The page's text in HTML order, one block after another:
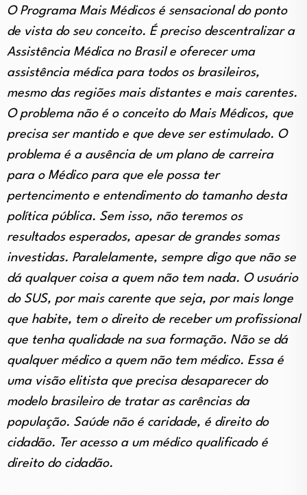
O Programa Mais Médicos é sensacional do ponto
de vista do seu conceito. É preciso descentralizar a
Assistência Médica no Brasil e oferecer uma
assistência médica para todos os brasileiros,
mesmo das regiões mais distantes e mais carentes.
O problema não é o conceito do Mais Médicos, que
precisa ser mantido e que deve ser estimulado. O
problema é a ausência de um plano de carreira
para o Médico para que ele possa ter
pertencimento e entendimento do tamanho desta
política pública. Sem isso, não teremos os
resultados esperados, apesar de grandes somas
investidas. Paralelamente, sempre digo que não se
dá qualquer coisa a quem não tem nada. O usuário
do SUS, por mais carente que seja, por mais longe
que habite, tem o direito de receber um profissional
que tenha qualidade na sua formação. Não se dá
qualquer médico a quem não tem médico. Essa é
uma visão elitista que precisa desaparecer do
modelo brasileiro de tratar as carências da
população. Saúde não é caridade, é direito do
cidadão. Ter acesso a um médico qualificado é
direito do cidadão.